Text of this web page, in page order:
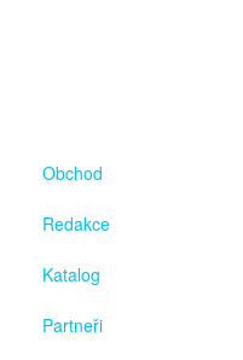
Obchod
Redakce
Katalog
Partneři